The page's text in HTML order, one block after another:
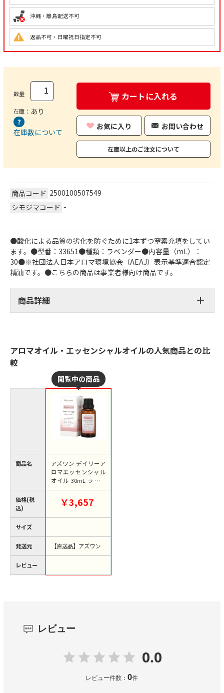
沖縄・離島配送不可
返品不可・日曜祝日指定不可
数量
在庫： あり
在庫数について
カートに入れる
お気に入り お問い合わせ
在庫以上のご注文について
商品コード 2500100507549
シモジマコード -
●酸化による品質の劣化を防ぐために1本ずつ窒素充填をしてい
ます。●型番：33651●種類：ラベンダー●内容量（mL）：
30●※社団法人日本アロマ環境協会（AEAJ）表示基準適合認定
精油です。●こちらの商品は事業者様向け商品です。
商品詳細
アロマオイル・エッセンシャルオイルの人気商品との比
較
商品名
価格(税
込)
サイズ
発送元
レビュー
アズワン デイリーア
ロマエッセンシャル
オイル 30mL ラベン
ダー 33651 1本（ご
￥3,657
【直送品】アズワン
レビュー
0.0
レビュー件数：0件